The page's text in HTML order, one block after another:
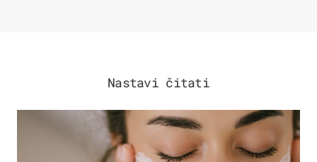
Nastavi čitati
MODA & LJEPOTA